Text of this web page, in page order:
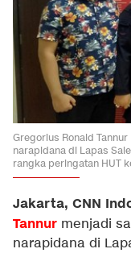
Gregorius Ronald
narapidana di Lapas
rangka peringatan HUT
Jakarta, CNN
Tannur menjadi
narapidana di